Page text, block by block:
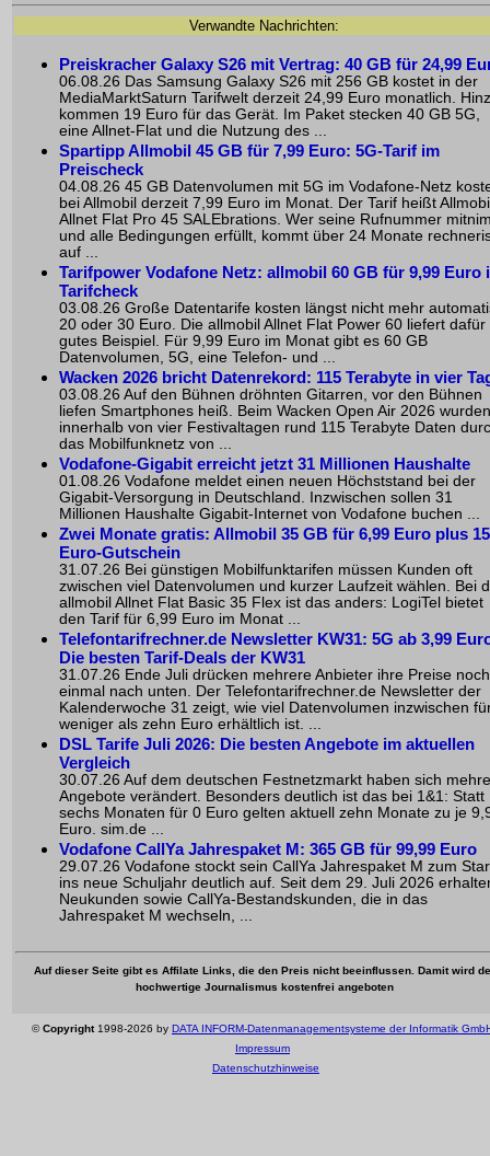
Verwandte Nachrichten:
Preiskracher Galaxy S26 mit Vertrag: 40 GB für 24,99
06.08.26 Das Samsung Galaxy S26 mit 256 GB kostet in der
MediaMarktSaturn Tarifwelt derzeit 24,99 Euro monatlich.
kommen 19 Euro für das Gerät. Im Paket stecken 40 GB 5G,
eine Allnet-Flat und die Nutzung des ...
Spartipp Allmobil 45 GB für 7,99 Euro: 5G-Tarif im
Preischeck
04.08.26 45 GB Datenvolumen mit 5G im Vodafone-Netz
bei Allmobil derzeit 7,99 Euro im Monat. Der Tarif heißt
Allnet Flat Pro 45 SALEbrations. Wer seine Rufnummer
und alle Bedingungen erfüllt, kommt über 24 Monate
auf ...
Tarifpower Vodafone Netz: allmobil 60 GB für 9,99 Euro
Tarifcheck
03.08.26 Große Datentarife kosten längst nicht mehr
20 oder 30 Euro. Die allmobil Allnet Flat Power 60 liefert dafür
gutes Beispiel. Für 9,99 Euro im Monat gibt es 60 GB
Datenvolumen, 5G, eine Telefon- und ...
Wacken 2026 bricht Datenrekord: 115 Terabyte in vier
03.08.26 Auf den Bühnen dröhnten Gitarren, vor den Bühnen
liefen Smartphones heiß. Beim Wacken Open Air 2026 wurden
innerhalb von vier Festivaltagen rund 115 Terabyte Daten
das Mobilfunknetz von ...
Vodafone-Gigabit erreicht jetzt 31 Millionen Haushalte
01.08.26 Vodafone meldet einen neuen Höchststand bei der
Gigabit-Versorgung in Deutschland. Inzwischen sollen 31
Millionen Haushalte Gigabit-Internet von Vodafone buchen ...
Zwei Monate gratis: Allmobil 35 GB für 6,99 Euro plus
Euro-Gutschein
31.07.26 Bei günstigen Mobilfunktarifen müssen Kunden oft
zwischen viel Datenvolumen und kurzer Laufzeit wählen. Bei
allmobil Allnet Flat Basic 35 Flex ist das anders: LogiTel bietet
den Tarif für 6,99 Euro im Monat ...
Telefontarifrechner.de Newsletter KW31: 5G ab 3,99
Die besten Tarif-Deals der KW31
31.07.26 Ende Juli drücken mehrere Anbieter ihre Preise noch
einmal nach unten. Der Telefontarifrechner.de Newsletter der
Kalenderwoche 31 zeigt, wie viel Datenvolumen inzwischen
weniger als zehn Euro erhältlich ist. ...
DSL Tarife Juli 2026: Die besten Angebote im aktuellen
Vergleich
30.07.26 Auf dem deutschen Festnetzmarkt haben sich
Angebote verändert. Besonders deutlich ist das bei 1&1: Statt
sechs Monaten für 0 Euro gelten aktuell zehn Monate zu je
Euro. sim.de ...
Vodafone CallYa Jahrespaket M: 365 GB für 99,99 Euro
29.07.26 Vodafone stockt sein CallYa Jahrespaket M zum
ins neue Schuljahr deutlich auf. Seit dem 29. Juli 2026
Neukunden sowie CallYa-Bestandskunden, die in das
Jahrespaket M wechseln, ...
Auf dieser Seite gibt es Affilate Links, die den Preis nicht beeinflussen. Damit wird
hochwertige Journalismus kostenfrei angeboten
©Copyright1998-2026 by DATA INFORM-Datenmanagementsysteme der Informatik
Impressum
Datenschutzhinweise